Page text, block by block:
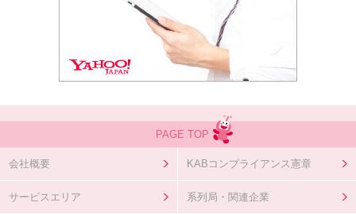
PAGE TOP
会社概要 KABコンプライアンス憲章
サービスエリア 系列局・関連企業